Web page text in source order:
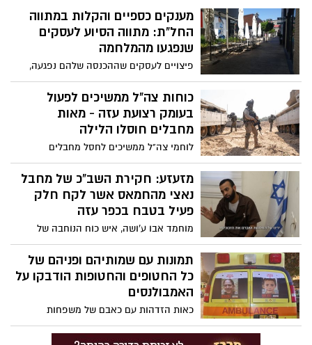
מענקים כספיים והקלות במתווה
החל"ת: מתווה הסיוע לעסקים
שנפגעו מהמלחמה
פיצויים לעסקים שההכנסה שלהם נפגעה,
מענקים קבועים בהתאם למחזור של העסק
וירידת ההכנסה והקלות במתווה החל"ת:
מתווה הפיצויים לעסקים שאישרה הממשלה
בעקבות מלחמת חרבות הברזל
כוחות צה"ל ממשיכים לפעול
בעומק רצועת עזה - מאות
מחבלים חוסלו הלילה
לוחמי צה"ל ממשיכים לחסל מחבלים
ולהשמיד תשתיות טרור ברחבי רצועת עזה;
לוחמי צה"ל בפיקוד חטיבת גולני ניהלו במהלך
הלילה קרבות ממושכים במהלכם חוסלו
עשרות מחבלים
מזעזע: חקירת השב"כ של מחבל
נאצי מהחמאס אשר לקח חלק
פעיל בטבח בכפר עזה
מוחמד אבו ע'ושה, איש כוח הנוחבה של
חמאס, העיד כי "המשימה שלנו הייתה להרוג,
לא לחטוף" - וסיפר על הזוועות שביצעו הוא
ושותפיו בכפר עזה - קשה לצפייה
תמונות עם שמותיהם ופניהם של
כל החטופים והחטופות הודבקו על
האמבולנסים
כאות הזדהות עם כאבם של משפחות
החטופים החליטה בהנהלת מגן דוד אדום כי
על שמשות החלונות האחוריים של כל